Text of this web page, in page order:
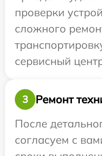
проверки
сложного
сервисный
3
Ремонт
После
согласуем с